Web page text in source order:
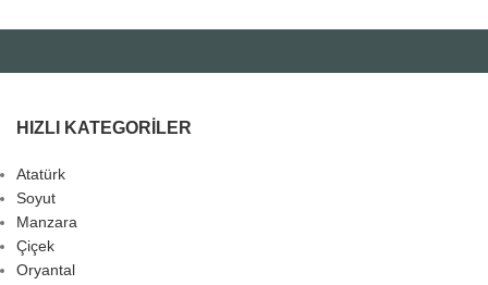
HIZLI KATEGORILER
Atatürk
Soyut
Manzara
Çiçek
Oryantal